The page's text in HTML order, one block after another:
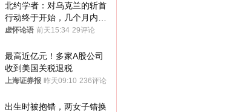
北约学者：对乌克兰的斩首
行动终于开始，几个月内乌
将投降
虚怀论语 前天15:34 29评论
最高近亿元！多家A股公司
收到美国关税退税
上海证券报 昨天09:10 236评论
出生时被抱错，两女子错换